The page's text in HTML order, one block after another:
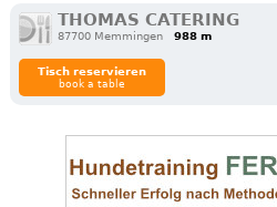
THOMAS CATERING
87700 Memmingen 988 m
Tisch reservieren
book a table